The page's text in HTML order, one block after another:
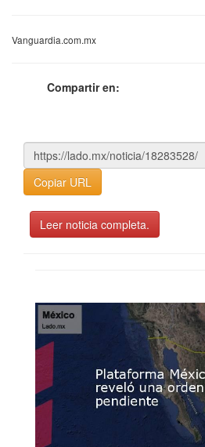
Vanguardia.com.mx
Compartir en:
Copiar URL
Leer noticia completa.